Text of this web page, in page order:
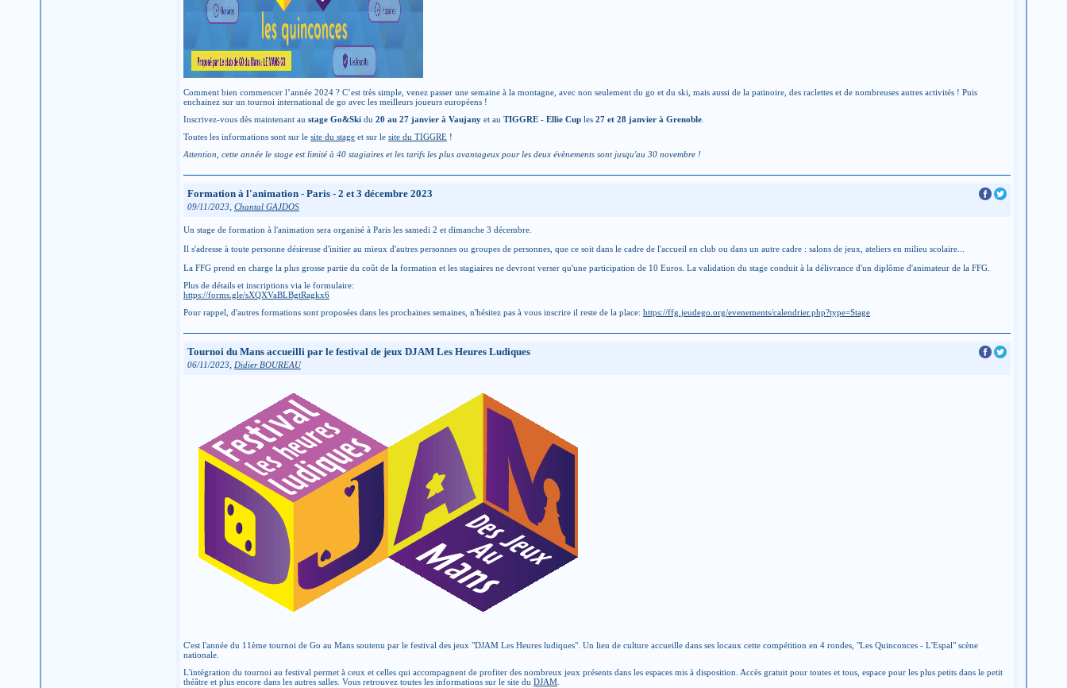
Comment bien commencer l’année 2024 ? C’est très simple, venez passer une semaine à la montagne, avec non seulement du go et du ski, mais aussi de la patinoire, des raclettes et de nombreuses autres activités ! Puis
enchainez sur un tournoi international de go avec les meilleurs joueurs européens !
Inscrivez-vous dès maintenant au stage Go&Ski du 20 au 27 janvier à Vaujany et au TIGGRE - Ellie Cup les 27 et 28 janvier à Grenoble
Toutes les informations sont sur le site du stage et sur le site du TIGGRE !
Attention, cette année le stage est limité à 40 stagiaires et les tarifs les plus avantageux pour les deux évènements sont jusqu'au 30 novembre !
Formation à l'animation - Paris - 2 et 3 décembre 2023
09/11/2023, Chantal GAJDOS
Un stage de formation à l'animation sera organisé à Paris les samedi 2 et dimanche 3 décembre.
Il s'adresse à toute personne désireuse d'initier au mieux d'autres personnes ou groupes de personnes, que ce soit dans le cadre de l'accueil en club ou dans un autre cadre : salons de jeux, ateliers en milieu scolaire...
La FFG prend en charge la plus grosse partie du coût de la formation et les stagiaires ne devront verser qu'une participation de 10 Euros. La validation du stage conduit à la délivrance d'un diplôme d'animateur de la FFG.
Plus de détails et inscriptions via le formulaire:
https://forms.gle/sXQXVaBLBgtRagkx6
Pour rappel, d'autres formations sont proposées dans les prochaines semaines, n'hésitez pas à vous inscrire il reste de la place: https://ffg.jeudego.org/evenements/calendrier.php?type=Stage
Tournoi du Mans accueilli par le festival de jeux DJAM Les Heures Ludiques
06/11/2023, Didier BOUREAU
C'est l'année du 11ème tournoi de Go au Mans soutenu par le festival des jeux "DJAM Les Heures ludiques". Un lieu de culture accueille dans ses locaux cette compétition en 4 rondes, "Les Quinconces - L'Espal" scène
nationale.
L'intégration du tournoi au festival permet à ceux et celles qui accompagnent de profiter des nombreux jeux présents dans les espaces mis à disposition. Accès gratuit pour toutes et tous, espace pour les plus petits dans le petit
théâtre et plus encore dans les autres salles. Vous retrouvez toutes les informations sur le site du DJAM